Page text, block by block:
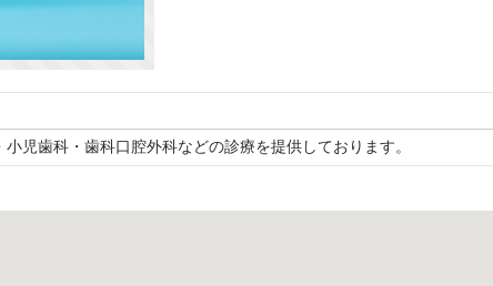
児歯科・歯科口腔外科などの診療を提供しております。